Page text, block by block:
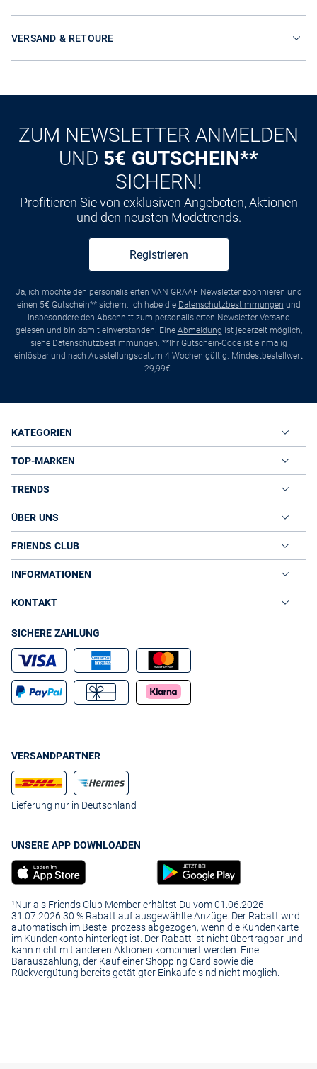
VERSAND & RETOURE
ZUM NEWSLETTER ANMELDEN
UND 5€ GUTSCHEIN**
SICHERN!
Profitieren Sie von exklusiven Angeboten, Aktionen
und den neusten Modetrends.
Registrieren
Ja, ich möchte den personalisierten VAN GRAAF Newsletter abonnieren und
einen 5€ Gutschein** sichern. Ich habe die Datenschutzbestimmungen und
insbesondere den Abschnitt zum personalisierten Newsletter-Versand
gelesen und bin damit einverstanden. Eine Abmeldung ist jederzeit möglich,
siehe Datenschutzbestimmungen. **Ihr Gutschein-Code ist einmalig
einlösbar und nach Ausstellungsdatum 4 Wochen gültig. Mindestbestellwert
29,99€.
KATEGORIEN
TOP-MARKEN
TRENDS
ÜBER UNS
FRIENDS CLUB
INFORMATIONEN
KONTAKT
SICHERE ZAHLUNG
VERSANDPARTNER
Lieferung nur in Deutschland
UNSERE APP DOWNLOADEN
¹Nur als Friends Club Member erhältst Du vom 01.06.2026 -
31.07.2026 30 % Rabatt auf ausgewählte Anzüge. Der Rabatt wird
automatisch im Bestellprozess abgezogen, wenn die Kundenkarte
im Kundenkonto hinterlegt ist. Der Rabatt ist nicht übertragbar und
kann nicht mit anderen Aktionen kombiniert werden. Eine
Barauszahlung, der Kauf einer Shopping Card sowie die
Rückvergütung bereits getätigter Einkäufe sind nicht möglich.